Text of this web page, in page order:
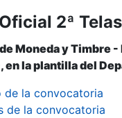
2ª Telas
Moneda y Timbre
en la plantilla del
de la convocatoria
de la convocatoria